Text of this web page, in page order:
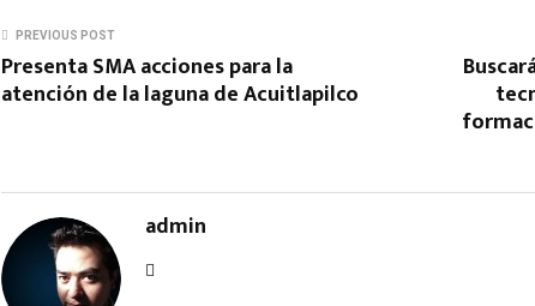
PREVIOUS POST
Presenta SMA acciones para la
atención de la laguna de Acuitlapilco
admin